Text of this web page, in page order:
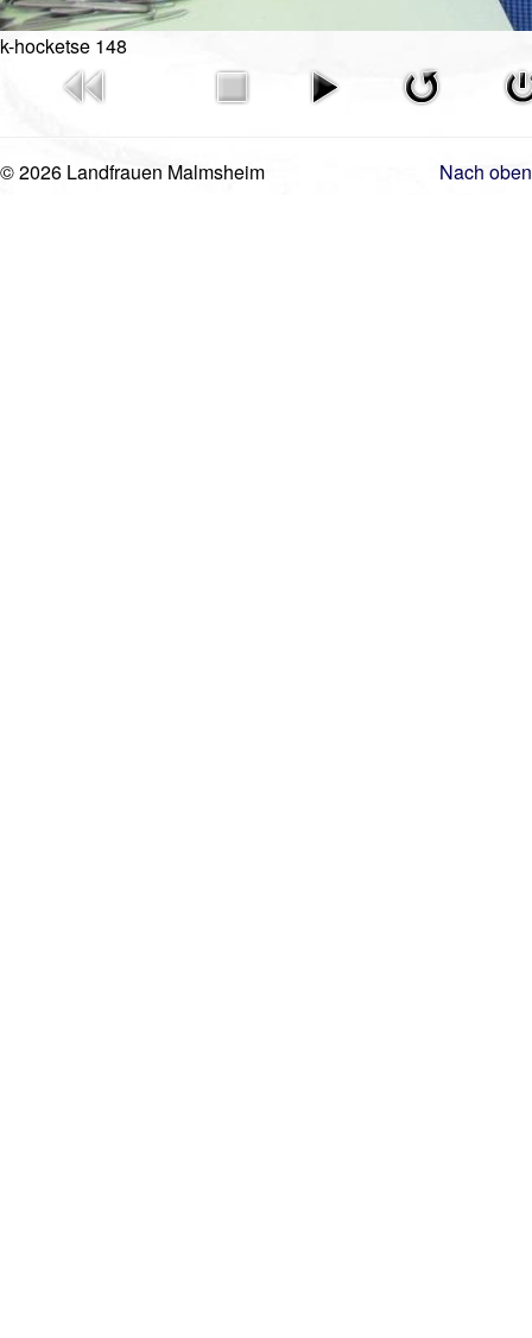
Impressum
k-hocketse 148
Nach oben
© 2026 Landfrauen Malmsheim